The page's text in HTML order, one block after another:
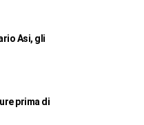
Asi, gli
prima di